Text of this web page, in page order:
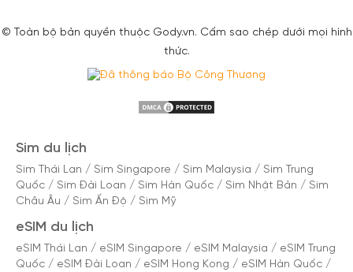
© Toàn bộ bản quyền thuộc Gody.vn. Cấm sao chép dưới mọi hình
thức.
Sim du lịch
Sim Thái Lan / Sim Singapore / Sim Malaysia / Sim Trung
Quốc / Sim Đài Loan / Sim Hàn Quốc / Sim Nhật Bản / Sim
Châu Âu / Sim Ấn Độ / Sim Mỹ
eSIM du lịch
eSIM Thái Lan / eSIM Singapore / eSIM Malaysia / eSIM Trung
Quốc / eSIM Đài Loan / eSIM Hong Kong / eSIM Hàn Quốc /